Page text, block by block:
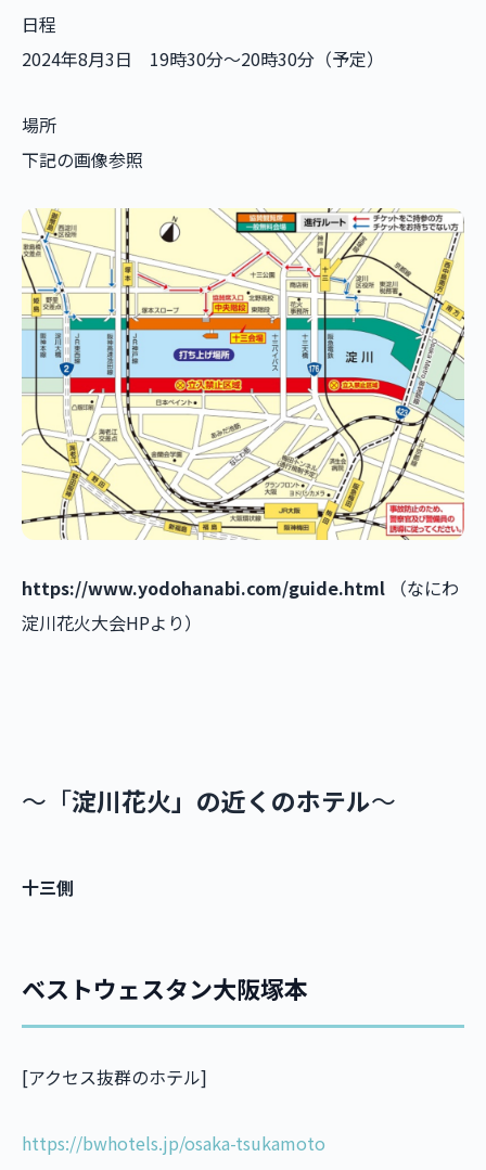
日程
2024年8月3日 19時30分～20時30分（予定）
場所
下記の画像参照
https://www.yodohanabi.com/guide.html （なにわ
淀川花火大会HPより）
～「淀川花火」の近くのホテル～
十三側
ベストウェスタン大阪塚本
[アクセス抜群のホテル]
https://bwhotels.jp/osaka-tsukamoto